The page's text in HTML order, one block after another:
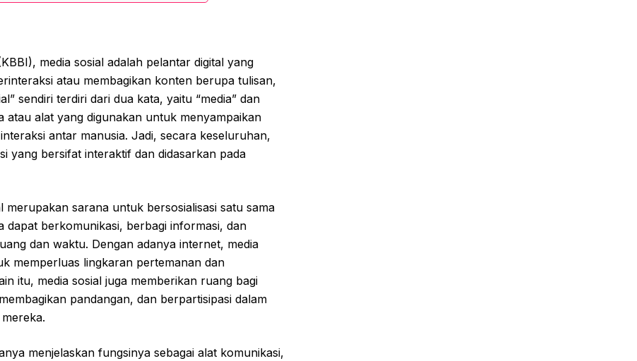
media sosial adalah pelantar digital yang
atau membagikan konten berupa tulisan,
sendiri terdiri dari dua kata, yaitu “media” dan
atau alat yang digunakan untuk menyampaikan
antar manusia. Jadi, secara keseluruhan,
yang bersifat interaktif dan didasarkan pada
merupakan sarana untuk bersosialisasi satu sama
dapat berkomunikasi, berbagi informasi, dan
dan waktu. Dengan adanya internet, media
memperluas lingkaran pertemanan dan
itu, media sosial juga memberikan ruang bagi
pandangan, dan berpartisipasi dalam
menjelaskan fungsinya sebagai alat komunikasi,